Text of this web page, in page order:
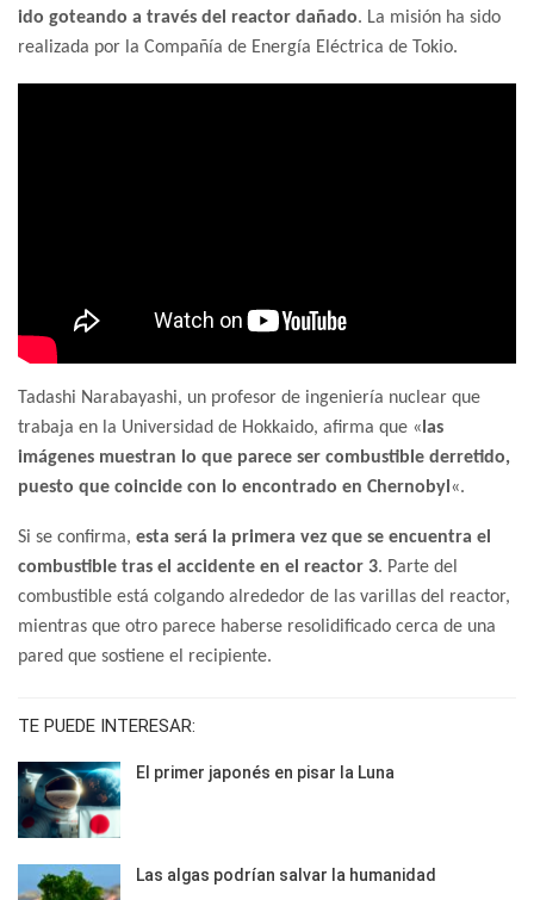
ido goteando a través del reactor dañado. La misión ha sido
realizada por la Compañía de Energía Eléctrica de Tokio.
Tadashi Narabayashi, un profesor de ingeniería nuclear que
trabaja en la Universidad de Hokkaido, afirma que « las
imágenes muestran lo que parece ser combustible derretido,
puesto que coincide con lo encontrado en Chernobyl «.
Si se confirma, esta será la primera vez que se encuentra el
combustible tras el accidente en el reactor 3. Parte del
combustible está colgando alrededor de las varillas del reactor,
mientras que otro parece haberse resolidificado cerca de una
pared que sostiene el recipiente.
TE PUEDE INTERESAR:
El primer japonés en pisar la Luna
Las algas podrían salvar la humanidad